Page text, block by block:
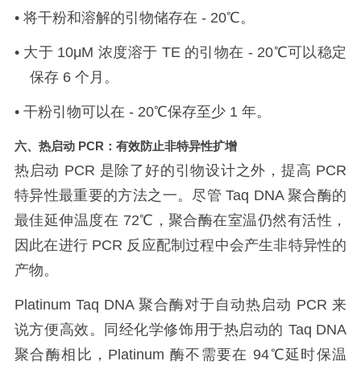
• 将干粉和溶解的引物储存在 - 20℃。
• 大于 10μM 浓度溶于 TE 的引物在 - 20℃可以稳定
保存 6个月。
• 干粉引物可以在 - 20℃保存至少 1 年。
六、热启动PCR：有效防止非特异性扩增
热启动 PCR 是除了好的引物设计之外，提高 PCR
特异性最重要的方法之一。尽管Taq DNA聚合酶的
最佳延伸温度在 72℃ ，聚合酶在室温仍然有活性，
因此在进行 PCR 反应配制过程中会产生非特异性的
产物。
Platinum Taq DNA 聚合酶对于自动热启动 PCR来
说方便高效。同经化学修饰用于热启动的 Taq DNA
聚合酶相比， Platinum 酶不需要在 94℃延时保温